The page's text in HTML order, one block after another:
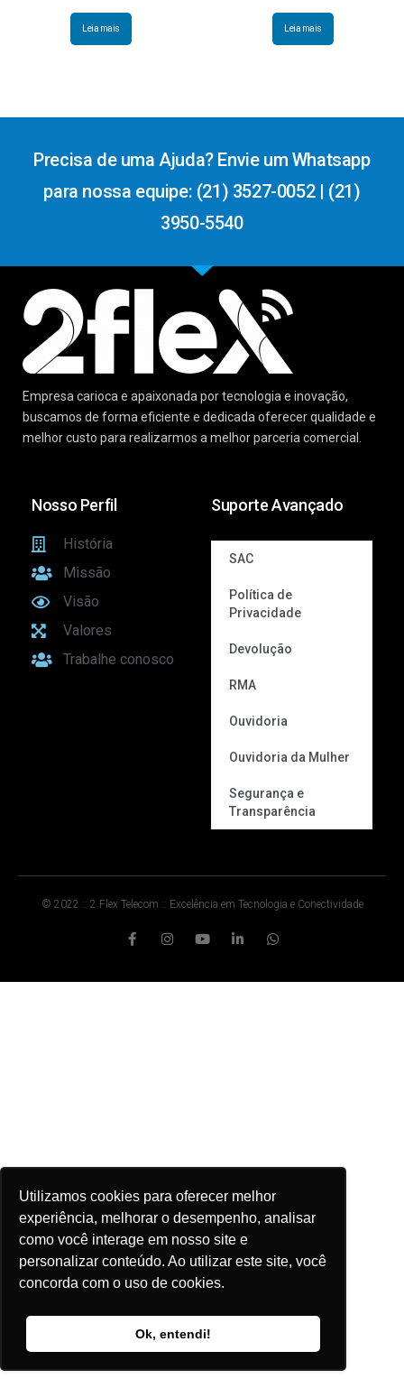
Utilizamos cookies para oferecer melhor
experiência, melhorar o desempenho, analisar
como você interage em nosso site e
personalizar conteúdo. Ao utilizar este site, você
concorda com o uso de cookies.
Ok, entendi!
Leia mais Leia mais
Precisa de uma Ajuda? Envie um Whatsapp
para nossa equipe: (21) 3527-0052 | (21)
3950-5540
Empresa carioca e apaixonada por tecnologia e inovação,
buscamos de forma eficiente e dedicada oferecer qualidade e
melhor custo para realizarmos a melhor parceria comercial.
Nosso Perfil
História
Missão
Visão
Valores
Trabalhe conosco
Suporte Avançado
SAC
Política de
Privacidade
Devolução
RMA
Ouvidoria
Ouvidoria da Mulher
Segurança e
Transparência
© 2022 :: 2 Flex Telecom :: Excelência em Tecnologia e Conectividade